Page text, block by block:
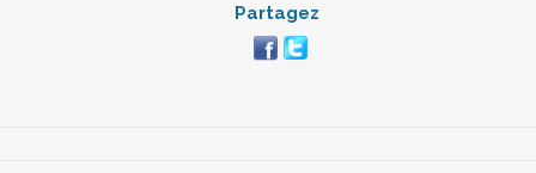
Partagez